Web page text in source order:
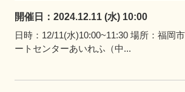
開催日：2024.12.11 (水) 10:00
日時：12/11(水)10:00~11:30 場所：福岡
ートセンターあいれふ（中...